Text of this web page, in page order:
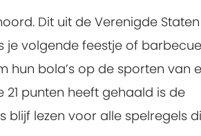
Dit uit de Verenigde Staten
volgende feestje of
hun bola’s op de sporten van
punten heeft gehaald is de
blijf lezen voor alle spelregels